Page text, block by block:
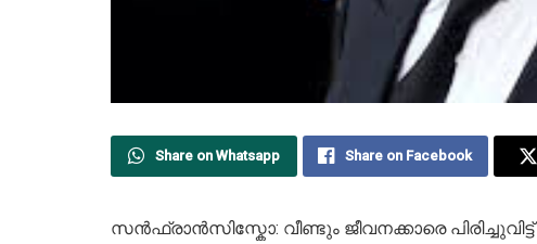
Share on Whatsapp Share on Facebook
സന്‍ഫ്രാന്‍സിസ്കോ: വീണ്ടും ജീവനക്കാരെ